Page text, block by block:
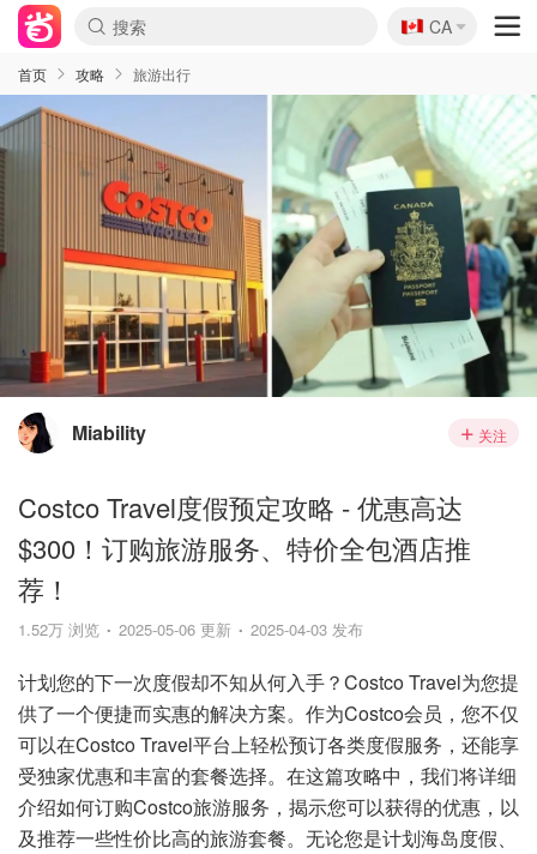
🇨🇦
CA
首页 攻略 旅游出行
Miability 关注
Costco Travel度假预定攻略 - 优惠高达
$300！订购旅游服务、特价全包酒店推
荐！
1.52万 浏览 2025-05-06 更新 2025-04-03 发布
计划您的下一次度假却不知从何入手？Costco Travel为您提
供了一个便捷而实惠的解决方案。作为Costco会员，您不仅
可以在Costco Travel平台上轻松预订各类度假服务，还能享
受独家优惠和丰富的套餐选择。在这篇攻略中，我们将详细
介绍如何订购Costco旅游服务，揭示您可以获得的优惠，以
及推荐一些性价比高的旅游套餐。无论您是计划海岛度假、